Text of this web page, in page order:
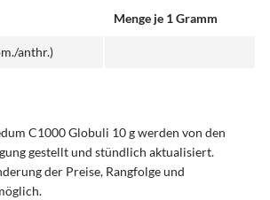
Menge je 1 Gramm
anthr.)
C1000 Globuli 10 g werden von den
gestellt und stündlich aktualisiert.
der Preise, Rangfolge und